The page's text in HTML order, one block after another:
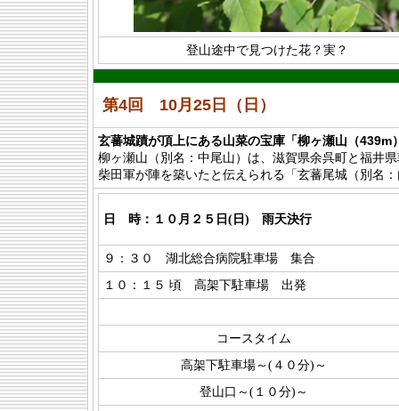
登山途中で見つけた花？実？
第4回 10月25日（日）
玄蕃城蹟が頂上にある山菜の宝庫「柳ヶ瀬山（439m
柳ヶ瀬山（別名：中尾山）は、滋賀県余呉町と福井
柴田軍が陣を築いたと伝えられる「玄蕃尾城（別名
日 時：１０月２５日(日) 雨天決行
９：３０ 湖北総合病院駐車場 集合
１０：１５ 頃 高架下駐車場 出発
コースタイム
高架下駐車場～(４０分)～
登山口～(１０分)～